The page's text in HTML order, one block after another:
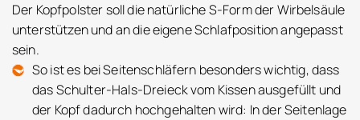
Der Kopfpolster soll die natürliche S-Form der Wirbelsäule
unterstützen und an die eigene Schlafposition angepasst
sein.
So ist es bei Seitenschläfern besonders wichtig, dass
das Schulter-Hals-Dreieck vom Kissen ausgefüllt und
der Kopf dadurch hochgehalten wird: In der Seitenlage